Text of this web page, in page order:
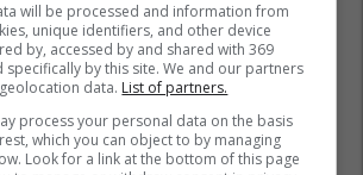
Zgjidhni një nga katër modelet
tuaja të preferuara Peugeot
Peugot Kosova
will be processed and information from
unique identifiers, and other device
by, accessed by and shared with 369
specifically by this site. We and our partners
data. List of partners.
process your personal data on the basis
which you can object to by managing
Look for a link at the bottom of this page